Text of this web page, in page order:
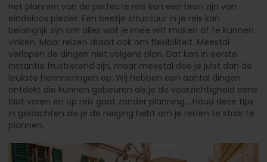
Het plannen van de perfecte reis kan een bron zijn van
eindeloos plezier. Een beetje structuur in je reis kan
belangrijk zijn om alles wat je mee wilt maken af te kunnen
vinken. Maar reizen draait ook om flexibiliteit. Meestal
verlopen de dingen niet volgens plan. Dat kan in eerste
instantie frustrerend zijn, maar meestal doe je juist dan de
leukste herinneringen op. Wij hebben een aantal dingen
ontdekt die kunnen gebeuren als je de voorzichtigheid eens
laat varen en op reis gaat zonder planning... Houd deze tips
in gedachten als je de neiging hebt om je reizen te strak te
plannen.